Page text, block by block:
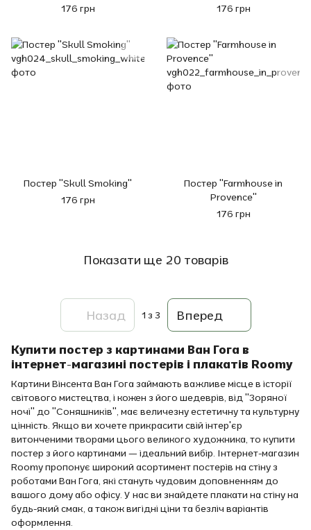
176 грн 176 грн
Постер "Skull Smoking"
176 грн
Постер "Farmhouse in
Provence"
176 грн
Показати ще 20 товарів
Назад 1 з 3 Вперед
Купити постер з картинами Ван Гога в
інтернет-магазині постерів і плакатів Roomy
Картини Вінсента Ван Гога займають важливе місце в історії
світового мистецтва, і кожен з його шедеврів, від "Зоряної
ночі" до "Соняшників", має величезну естетичну та культурну
цінність. Якщо ви хочете прикрасити свій інтер'єр
витонченими творами цього великого художника, то купити
постер з його картинами — ідеальний вибір. Інтернет-магазин
Roomy пропонує широкий асортимент постерів на стіну з
роботами Ван Гога, які стануть чудовим доповненням до
вашого дому або офісу. У нас ви знайдете плакати на стіну на
будь-який смак, а також вигідні ціни та безліч варіантів
оформлення.